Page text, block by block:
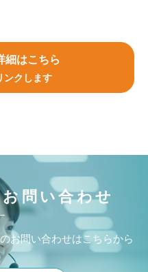
細はこちら
ンクします
問い合わせ
お問い合わせはこちらから